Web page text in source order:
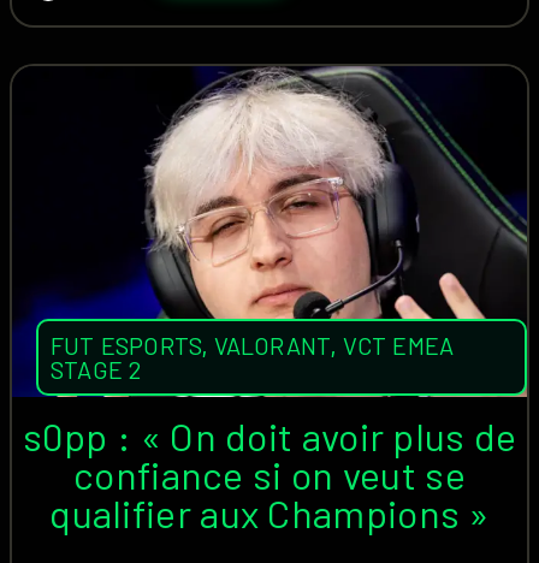
FUT ESPORTS, VALORANT, VCT EMEA
STAGE 2
s0pp : « On doit avoir plus de
confiance si on veut se
qualifier aux Champions »